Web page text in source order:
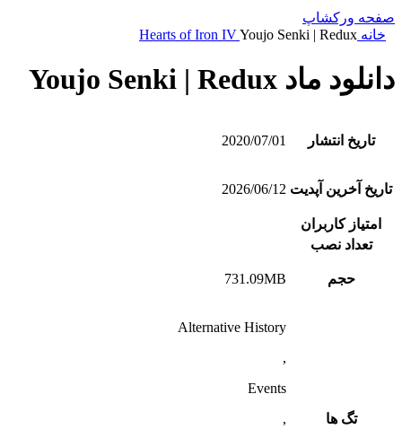
صفحه ورکشاپ
خانه
Hearts of Iron IVYoujo Senki | Redux
دانلود ماد Youjo Senki | Redux
تاریخ انتشار 2020/07/01
تاریخ آخرین آپدیت 2026/06/12
امتیاز کاربران
تعداد نصب
حجم 731.09MB
تگ ها
Alternative History
,
Events
,